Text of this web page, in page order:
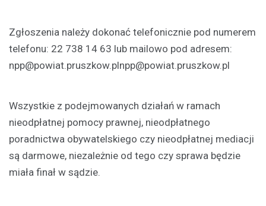
Zgłoszenia należy dokonać telefonicznie pod numerem
telefonu: 22 738 14 63 lub mailowo pod adresem:
npp@powiat.pruszkow.plnpp@powiat.pruszkow.pl
Wszystkie z podejmowanych działań w ramach
nieodpłatnej pomocy prawnej, nieodpłatnego
poradnictwa obywatelskiego czy nieodpłatnej mediacji
są darmowe, niezależnie od tego czy sprawa będzie
miała finał w sądzie.